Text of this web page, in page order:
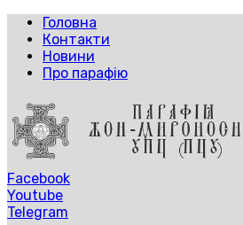
Головна
Контакти
Новини
Про парафію
Facebook
Youtube
Telegram